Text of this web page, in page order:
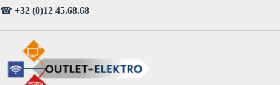
Ga
naar
☎ +32 (0)12 45.68.68